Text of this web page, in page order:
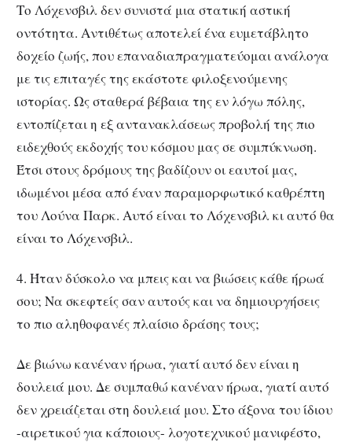
Το Λόχενσβιλ δεν συνιστά μια στατική αστική
οντότητα. Αντιθέτως αποτελεί ένα ευμετάβλητο
δοχείο ζωής, που επαναδιαπραγματεύομαι ανάλογα
με τις επιταγές της εκάστοτε φιλοξενούμενης
ιστορίας. Ως σταθερά βέβαια της εν λόγω πόλης,
εντοπίζεται η εξ αντανακλάσεως προβολή της πιο
ειδεχθούς εκδοχής του κόσμου μας σε συμπύκνωση.
Έτσι στους δρόμους της βαδίζουν οι εαυτοί μας,
ιδωμένοι μέσα από έναν παραμορφωτικό καθρέπτη
του Λούνα Παρκ. Αυτό είναι το Λόχενσβιλ κι αυτό θα
είναι το Λόχενσβιλ.
4. Ήταν δύσκολο να μπεις και να βιώσεις κάθε ήρωά
σου; Να σκεφτείς σαν αυτούς και να δημιουργήσεις
το πιο αληθοφανές πλαίσιο δράσης τους;
Δε βιώνω κανέναν ήρωα, γιατί αυτό δεν είναι η
δουλειά μου. Δε συμπαθώ κανέναν ήρωα, γιατί αυτό
δεν χρειάζεται στη δουλειά μου. Στο άξονα του ίδιου
-αιρετικού για κάποιους- λογοτεχνικού μανιφέστο,